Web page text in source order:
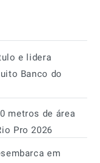
e lidera
Banco do
metros de área
Pro 2026
em